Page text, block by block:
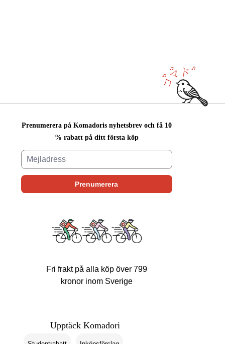
Prenumerera på Komadoris nyhetsbrev och få 10
% rabatt på ditt första köp
Fri frakt på alla köp över 799
kronor inom Sverige
Upptäck Komadori